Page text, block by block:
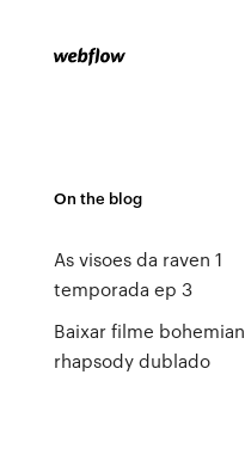
On the blog
As visoes da raven 1
temporada ep 3
Baixar filme bohemian
rhapsody dublado